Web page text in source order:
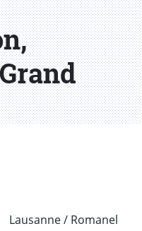
Lausanne / Romanel